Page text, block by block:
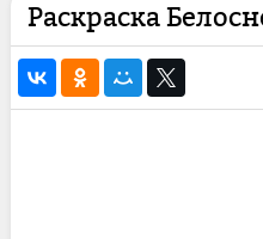
Раскраска